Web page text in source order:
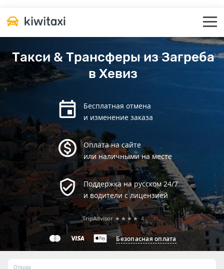
Такси & Трансферы из Загреба
в Хевиз
Бесплатная отмена
и изменение заказа
Оплата на сайте
или наличными на месте
Поддержка на русском 24/7
и водители с лицензией
Безопасная оплата
TripAdvisor ★★★★ 4
Откуда